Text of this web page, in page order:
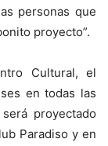
personas que
proyecto”.
Cultural, el
en todas las
proyectado
Paradiso y en